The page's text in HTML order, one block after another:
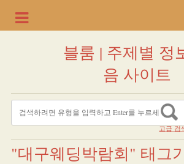
블룸 | 주제별 정
음 사이트
고급 검
"대구웨딩박람회" 태그